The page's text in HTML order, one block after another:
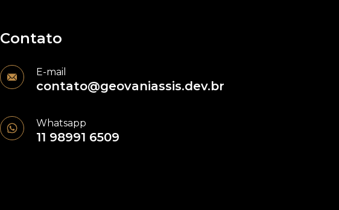
Contato
E-mail
contato@geovaniassis.dev.br
Whatsapp
11 98991 6509